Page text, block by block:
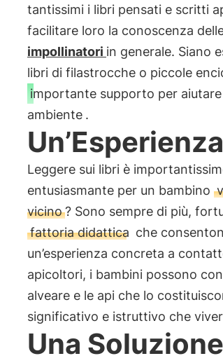
tantissimi i libri pensati e scritti
facilitare loro la conoscenza
impollinatori in generale. Siano
libri di filastrocche o piccole
importante supporto per
ambiente .
Leggere sui libri è
entusiasmante per un bambino
vicino? Sono sempre di più,
fattoria didattica che
un’esperienza concreta a
apicoltori, i bambini possono
alveare e le api che lo
significativo e istruttivo che
Una